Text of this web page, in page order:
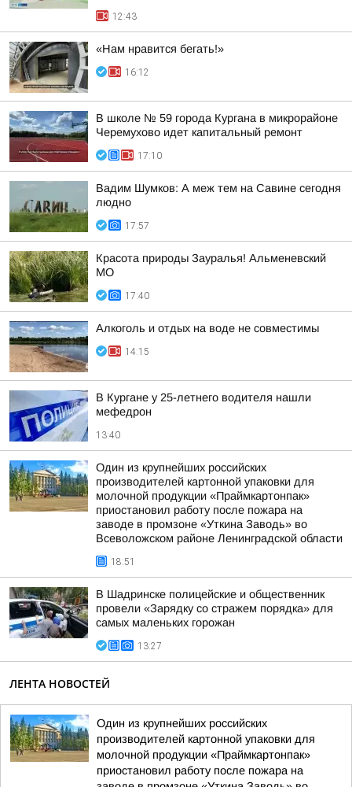
12:43
«Нам нравится бегать!»
16:12
В школе № 59 города Кургана в микрорайоне
Черемухово идет капитальный ремонт
17:10
Вадим Шумков: А меж тем на Савине сегодня
людно
17:57
Красота природы Зауралья! Альменевский
МО
17:40
Алкоголь и отдых на воде не совместимы
14:15
В Кургане у 25-летнего водителя нашли
мефедрон
13:40
Один из крупнейших российских
производителей картонной упаковки для
молочной продукции «Праймкартонпак»
приостановил работу после пожара на
заводе в промзоне «Уткина Заводь» во
Всеволожском районе Ленинградской области
18:51
В Шадринске полицейские и общественник
провели «Зарядку со стражем порядка» для
самых маленьких горожан
13:27
ЛЕНТА НОВОСТЕЙ
Один из крупнейших российских
производителей картонной упаковки для
молочной продукции «Праймкартонпак»
приостановил работу после пожара на